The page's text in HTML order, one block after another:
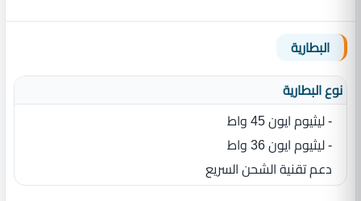
البطارية
نوع البطارية‏
- ليثيوم ايون 45 واط
- ليثيوم ايون 36 واط
دعم تقنية الشحن السريع